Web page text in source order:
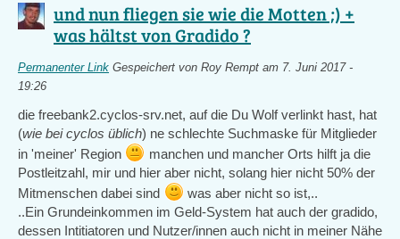
und nun fliegen sie wie die Motten ;) +
was hältst von Gradido ?
Permanenter Link Gespeichert von Roy Rempt am 7. Juni 2017 -
19:26
die freebank2.cyclos-srv.net, auf die Du Wolf verlinkt hast, hat
(wie bei cyclos üblich) ne schlechte Suchmaske für Mitglieder
in 'meiner' Region
manchen und mancher Orts hilft ja die
Postleitzahl, mir und hier aber nicht, solang hier nicht 50% der
Mitmenschen dabei sind
was aber nicht so ist,..
..Ein Grundeinkommen im Geld-System hat auch der gradido,
dessen Intitiatoren und Nutzer/innen auch nicht in meiner Nähe